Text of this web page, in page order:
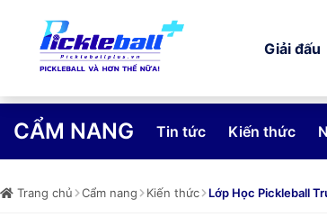
Giải đấu
CẨM NANG Tin tức Kiến thức
Trang chủ Cẩm nang Kiến thức Lớp Học Pickleball